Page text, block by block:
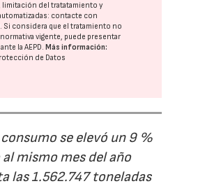
limitación del tratatamiento y
contacte con
. Si considera que el tratamiento no
normativa vigente, puede presentar
laAEPD.Más información:
de Datos
se elevó un 9 %
mismo mes del año
las 1.562.747 toneladas